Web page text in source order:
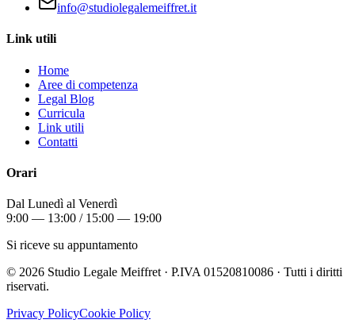
info@studiolegalemeiffret.it
Link utili
Home
Aree di competenza
Legal Blog
Curricula
Link utili
Contatti
Orari
Dal Lunedì al Venerdì
9:00 — 13:00 / 15:00 — 19:00
Si riceve su appuntamento
© 2026 Studio Legale Meiffret · P.IVA 01520810086 · Tutti i diritti
riservati.
Privacy PolicyCookie Policy